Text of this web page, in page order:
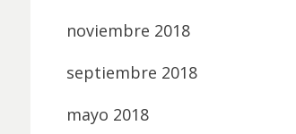
noviembre 2018
septiembre 2018
mayo 2018